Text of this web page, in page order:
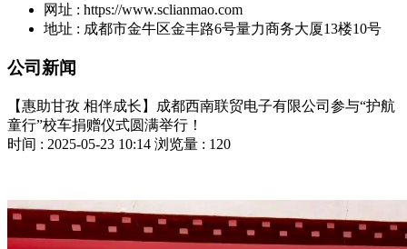
网址 : https://www.sclianmao.com
地址 : 成都市金牛区金丰路6号量力商务大厦13楼10号
公司新闻
【惠助甘孜 相伴成长】成都西南联贸电子有限公司参与“护航
童行”校车捐赠仪式圆满举行！
时间 : 2025-05-23 10:14 浏览量 : 120